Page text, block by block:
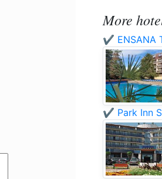
More
✔️ ENSANA
✔️ Park Inn